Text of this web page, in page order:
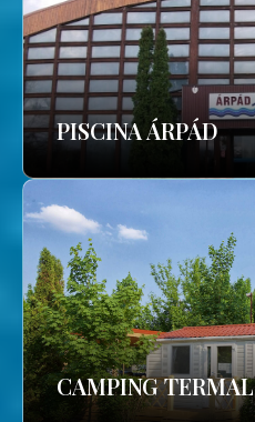
PISCINA ÁRPÁD
CAMPING TERMAL